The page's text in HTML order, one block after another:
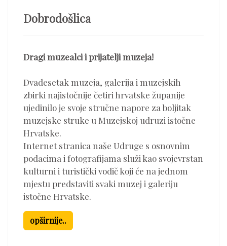
Dobrodošlica
Dragi muzealci i prijatelji muzeja!
Dvadesetak muzeja, galerija i muzejskih
zbirki najistočnije četiri hrvatske županije
ujedinilo je svoje stručne napore za boljitak
muzejske struke u Muzejskoj udruzi istočne
Hrvatske.
Internet stranica naše Udruge s osnovnim
podacima i fotografijama služi kao svojevrstan
kulturni i turistički vodič koji će na jednom
mjestu predstaviti svaki muzej i galeriju
istočne Hrvatske.
opširnije..